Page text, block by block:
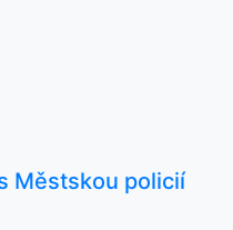
Městskou policií